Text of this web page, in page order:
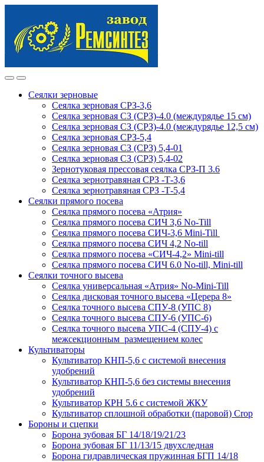
navigation
content
Сеялки зерновые
Сеялка зерновая СРЗ-3,6
Сеялка зерновая СЗ (СРЗ)-4.0 (междурядье 15 см)
Сеялка зерновая СЗ (СРЗ)-4.0 (междурядье 12,5 см)
Сеялка зерновая СРЗ-5,4
Сеялка зерновая СЗ (СРЗ) 5,4-01
Сеялка зерновая СЗ (СРЗ) 5,4-02
Зернотуковая прессовая сеялка СРЗ-П 3.6
Сеялка зернотравяная СРЗ -Т-3,6
Сеялка зернотравяная СРЗ -Т-5,4
Сеялки прямого посева
Сеялка прямого посева «Атрия»
Сеялка прямого посева СИЧ 3,6 No-Till
Сеялка прямого посева СИЧ-3,6 Mini-Till
Сеялка прямого посева СИЧ 4,2 No-till
Сеялка прямого посева «СИЧ-4,2» Mini-till
Сеялка прямого посева СИЧ 6.0 No-till, Mini-till
Сеялки точного высева
Сеялка универсальная «Атрия» No-Mini-Till
Сеялка дисковая точного высева «Церера 8»
Сеялка точного высева СПУ-8 (УПС 8)
Сеялка точного высева СПУ-6 (УПС-6)
Сеялка точного высева УПС-4 (СПУ-4) с
межсекционным размещением колес
Культиваторы
Культиватор КНП-5,6 с системой внесения
удобрений
Культиватор КНП-5,6 без системы внесения
удобрений
Культиватор КРН 5.6 с системой ЖКУ
Культиватор сплошной обработки (паровой) Crop
Бороны и сцепки
Борона зубовая БГ 14/18/19/21/23
Борона зубовая БГ 11/13/15 двухследная
Борона гидравлическая пружинная БГП 14/18